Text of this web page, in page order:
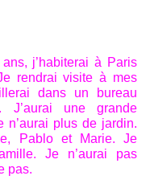
j’habiterai à Paris
rendrai visite à mes
dans un bureau
J’aurai une grande
n’aurai plus de jardin.
Pablo et Marie. Je
Je n’aurai pas
pas.